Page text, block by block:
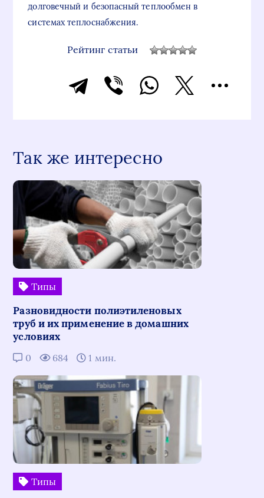
долговечный и безопасный теплообмен в
системах теплоснабжения.
Рейтинг статьи
Так же интересно
Типы
Разновидности полиэтиленовых
труб и их применение в домашних
условиях
0 684 1 мин.
Типы